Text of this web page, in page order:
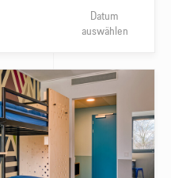
Datum
auswählen